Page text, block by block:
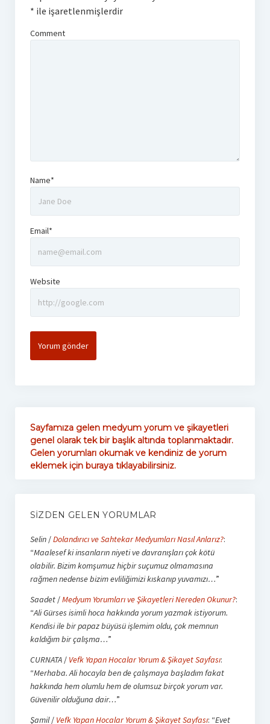
* ile işaretlenmişlerdir
Comment
Name*
Email*
Website
Sayfamıza gelen medyum yorum ve şikayetleri
genel olarak tek bir başlık altında toplanmaktadır.
Gelen yorumları okumak ve kendiniz de yorum
eklemek için buraya tıklayabilirsiniz.
SIZDEN GELEN YORUMLAR
Selin/Dolandırıcı ve Sahtekar Medyumları Nasıl Anlarız?:
“Maalesef ki insanların niyeti ve davranışları çok kötü
olabilir. Bizim komşumuz hiçbir suçumuz olmamasına
rağmen nedense bizim evliliğimizi kıskanıp yuvamızı…”
Saadet/Medyum Yorumları ve Şikayetleri Nereden Okunur?:
“Ali Gürses isimli hoca hakkında yorum yazmak istiyorum.
Kendisi ile bir papaz büyüsü işlemim oldu, çok memnun
kaldığım bir çalışma…”
CURNATA/ Vefk Yapan Hocalar Yorum & Şikayet Sayfası:
“Merhaba. Ali hocayla ben de çalışmaya başladım fakat
hakkında hem olumlu hem de olumsuz birçok yorum var.
Güvenilir olduğuna dair…”
Şamil/ Vefk Yapan Hocalar Yorum & Şikayet Sayfası: “Evet